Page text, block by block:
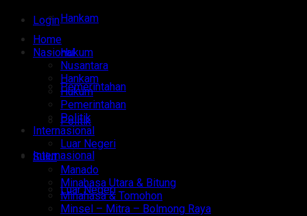
LoginHankam
Hukum
Pemerintahan
Politik
Internasional
Luar Negeri
Home
Nasional
Nusantara
Hankam
Hukum
Pemerintahan
Politik
Internasional
Luar Negeri
Sulut
Manado
Minahasa Utara & Bitung
Minahasa & Tomohon
Minsel – Mitra – Bolmong Raya